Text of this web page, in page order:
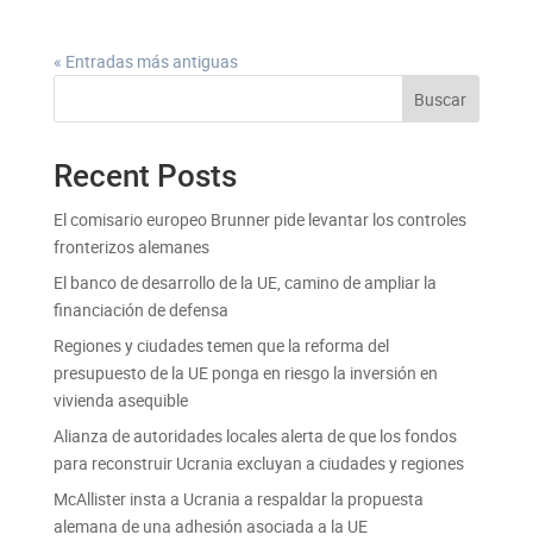
« Entradas más antiguas
Buscar
Recent Posts
El comisario europeo Brunner pide levantar los controles
fronterizos alemanes
El banco de desarrollo de la UE, camino de ampliar la
financiación de defensa
Regiones y ciudades temen que la reforma del
presupuesto de la UE ponga en riesgo la inversión en
vivienda asequible
Alianza de autoridades locales alerta de que los fondos
para reconstruir Ucrania excluyan a ciudades y regiones
McAllister insta a Ucrania a respaldar la propuesta
alemana de una adhesión asociada a la UE